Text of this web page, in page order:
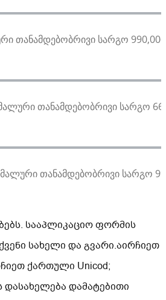
თანამდებობრივი სარგო
თანამდებობრივი სარგო
თანამდებობრივი სარგო
სააპლიკაციო ფორმის
სახელი და გვარი.აირჩიეთ
ქართული Unicod;
დამატებითი